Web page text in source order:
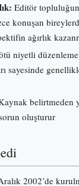
Editör
konuşan
ağırlık
niyetli
sayesinde
belirtmeden
oluşturur
2002’de